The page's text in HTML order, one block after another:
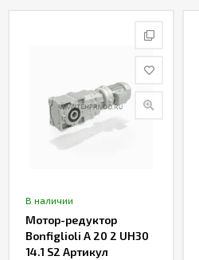
В наличии
Мотор-редуктор
Bonfiglioli A 20 2 UH30
14.1 S2 Артикул